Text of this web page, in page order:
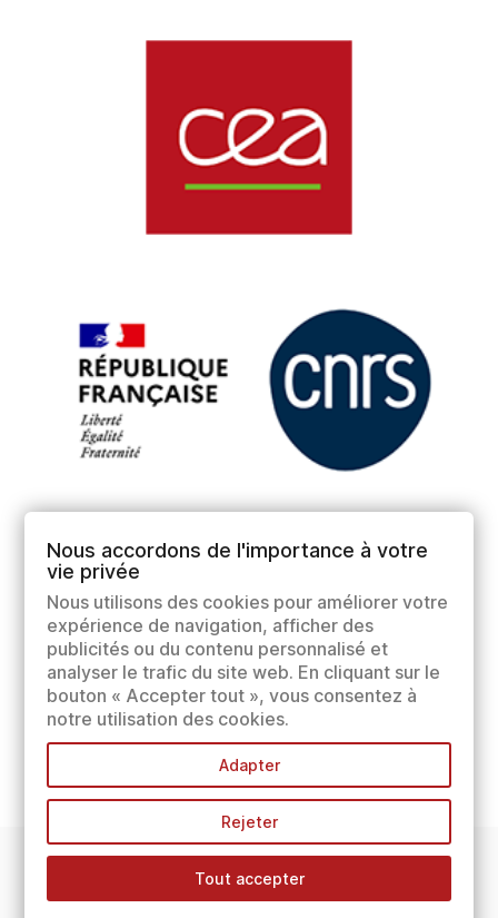
Nous accordons de l'importance à votre
vie privée
Nous utilisons des cookies pour améliorer votre
expérience de navigation, afficher des
publicités ou du contenu personnalisé et
analyser le trafic du site web. En cliquant sur le
bouton « Accepter tout », vous consentez à
notre utilisation des cookies.
Adapter
Rejeter
Tout accepter